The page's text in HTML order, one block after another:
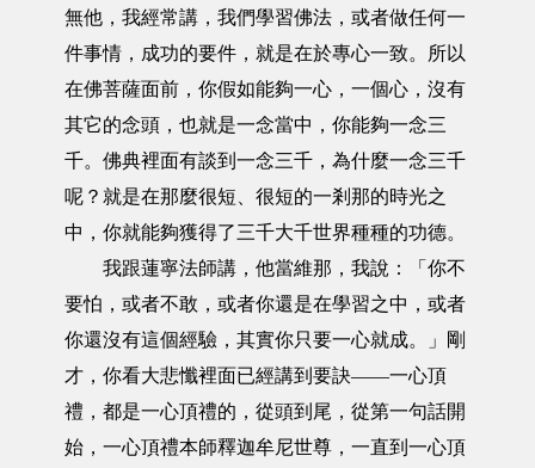
無他，我經常講，我們學習佛法，或者做任何一
件事情，成功的要件，就是在於專心一致。所以
在佛菩薩面前，你假如能夠一心，一個心，沒有
其它的念頭，也就是一念當中，你能夠一念三
千。佛典裡面有談到一念三千，為什麼一念三千
呢？就是在那麼很短、很短的一剎那的時光之
中，你就能夠獲得了三千大千世界種種的功德。
我跟蓮寧法師講，他當維那，我說：「你不
要怕，或者不敢，或者你還是在學習之中，或者
你還沒有這個經驗，其實你只要一心就成。」剛
才，你看大悲懺裡面已經講到要訣——一心頂
禮，都是一心頂禮的，從頭到尾，從第一句話開
始，一心頂禮本師釋迦牟尼世尊，一直到一心頂